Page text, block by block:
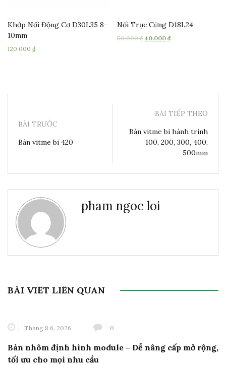
Khớp Nối Động Cơ D30L35 8-
10mm
120.000 ₫
Nối Trục Cứng D18L24
50.000₫ 40.000₫
BÀI TRƯỚC
Bàn vitme bi 420
BÀI TIẾP THEO
Bàn vitme bi hành trình
100, 200, 300, 400,
500mm
pham ngoc loi
BÀI VIẾT LIÊN QUAN
Tháng 8 6, 2026 0
Bàn nhôm định hình module – Dễ nâng cấp mở rộng,
tối ưu cho mọi nhu cầu